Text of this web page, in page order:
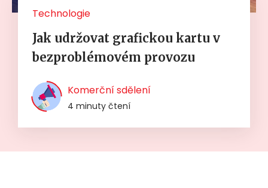
Technologie
Jak udržovat grafickou kartu v
bezproblémovém provozu
Komerční sdělení
4 minuty čtení